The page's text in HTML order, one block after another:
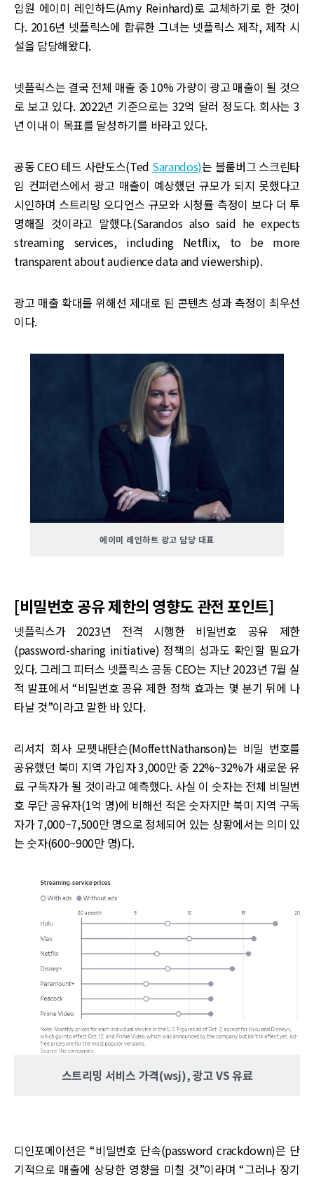
임원 에이미 레인하드(Amy Reinhard)로 교체하기로 한 것이
다. 2016년 넷플릭스에 합류한 그녀는 넷플릭스 제작, 제작 시
설을 담당해왔다.
넷플릭스는 결국 전체 매출 중 10% 가량이 광고 매출이 될 것으
로 보고 있다. 2022년 기준으로는 32억 달러 정도다. 회사는 3
년 이내 이 목표를 달성하기를 바라고 있다.
공동 CEO 테드 사란도스(Ted Sarandos)는 블룸버그 스크린타
임 컨퍼런스에서 광고 매출이 예상했던 규모가 되지 못했다고
시인하며 스트리밍 오디언스 규모와 시청률 측정이 보다 더 투
명해질 것이라고 말했다.(Sarandos also said he expects
streaming services, including Netflix, to be more
transparent about audience data and viewership).
광고 매출 확대를 위해선 제대로 된 콘텐츠 성과 측정이 최우선
이다.
에이미 레인하트 광고 담당 대표
[비밀번호 공유 제한의 영향도 관전 포인트]
넷플릭스가 2023년 전격 시행한 비밀번호 공유 제한
(password-sharing initiative) 정책의 성과도 확인할 필요가
있다. 그레그 피터스 넷플릭스 공동 CEO는 지난 2023년 7월 실
적 발표에서 “비밀번호 공유 제한 정책 효과는 몇 분기 뒤에 나
타날 것”이라고 말한 바 있다.
리서치 회사 모펫내탄슨(MoffettNathanson)는 비밀 번호를
공유했던 북미 지역 가입자 3,000만 중 22%~32%가 새로운 유
료 구독자가 될 것이라고 예측했다. 사실 이 숫자는 전체 비밀번
호 무단 공유자(1억 명)에 비해선 적은 숫자지만 북미 지역 구독
자가 7,000~7,500만 명으로 정체되어 있는 상황에서는 의미 있
는 숫자(600~900만 명)다.
스트리밍 서비스 가격(wsj), 광고 VS 유료
디인포메이션은 “비밀번호 단속(password crackdown)은 단
기적으로 매출에 상당한 영향을 미칠 것”이라며 “그러나 장기